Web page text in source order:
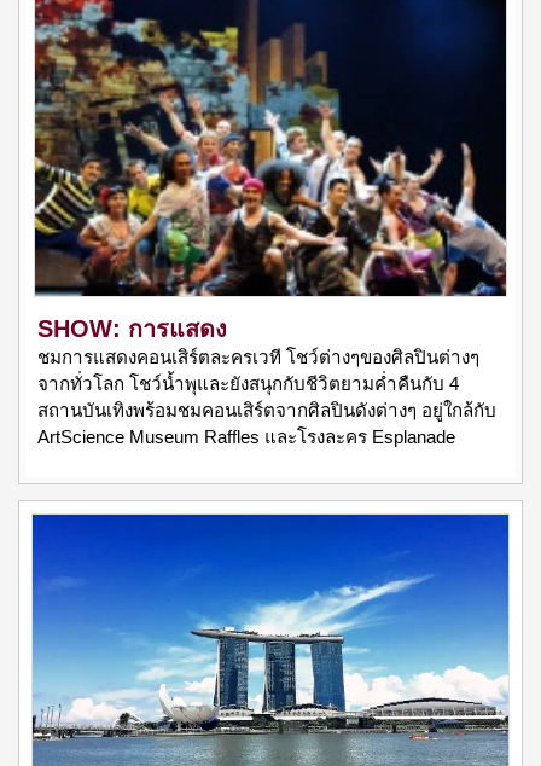
SHOW: การแสดง
ชมการแสดงคอนเสิร์ตละครเวที โชว์ต่างๆของศิลปินต่างๆ
จากทั่วโลก โชว์น้ำพุและยังสนุกกับชีวิตยามค่ำคืนกับ 4
สถานบันเทิงพร้อมชมคอนเสิร์ตจากศิลปินดังต่างๆ อยู่ใกล้กับ
ArtScience Museum Raffles และโรงละคร Esplanade